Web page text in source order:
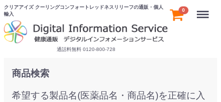
クリアアイズ クーリングコンフォートレッドネスリリーフの通販・個人
輸入
通話料無料 0120-800-728
0 Menu
商品検索
希望する製品名(医薬品名・商品名)を正確に入